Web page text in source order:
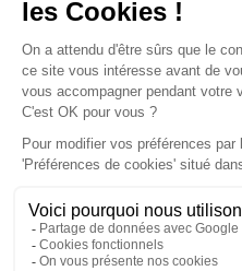
PHILOB
MENTIONS LÉGALES